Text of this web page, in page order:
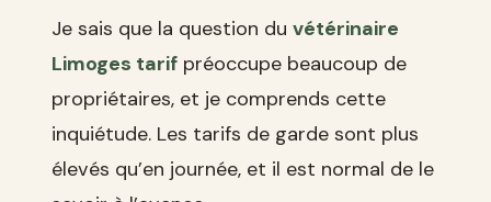
Je sais que la question du vétérinaire
Limoges tarif préoccupe beaucoup de
propriétaires, et je comprends cette
inquiétude. Les tarifs de garde sont plus
élevés qu’en journée, et il est normal de le